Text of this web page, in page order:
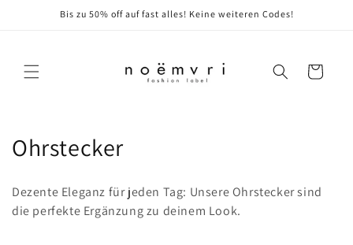
Bis zu 50% off auf fast alles! Keine weiteren Codes!
Warenkorb
K
t
Ohrstecker
Dezente Eleganz für jeden Tag: Unsere Ohrstecker sind
die perfekte Ergänzung zu deinem Look.